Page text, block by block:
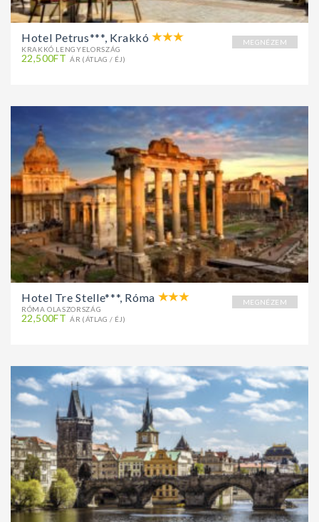
MEGNÉZEM
Hotel Petrus***, Krakkó
KRAKKÓ LENGYELORSZÁG
22,500FT ÁR (ÁTLAG / ÉJ)
MEGNÉZEM
Hotel Tre Stelle***, Róma
RÓMA OLASZORSZÁG
22,500FT ÁR (ÁTLAG / ÉJ)